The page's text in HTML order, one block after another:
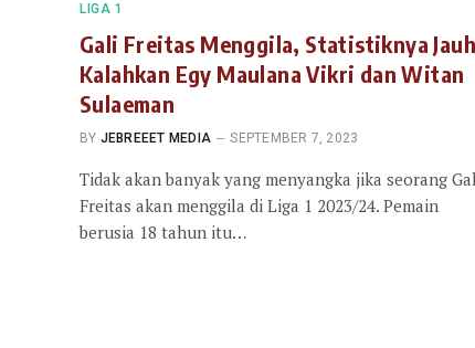
LIGA 1
Gali Freitas Menggila, Statistiknya Jauh
Kalahkan Egy Maulana Vikri dan Witan
Sulaeman
BY JEBREEET MEDIA SEPTEMBER 7, 2023
Tidak akan banyak yang menyangka jika seorang
Freitas akan menggila di Liga 1 2023/24. Pemain
berusia 18 tahun itu…